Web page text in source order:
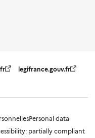
legifrance.gouv.fr
Personal data
partially compliant